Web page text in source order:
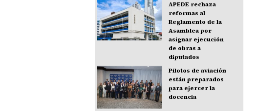
APEDE rechaza
reformas al
Reglamento de la
Asamblea por
asignar ejecución
de obras a
diputados
Pilotos de aviación
están preparados
para ejercer la
docencia